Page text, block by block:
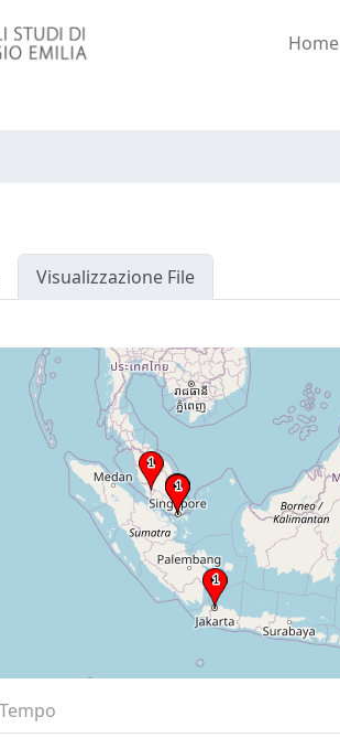
Home
Visualizzazione File
Tempo